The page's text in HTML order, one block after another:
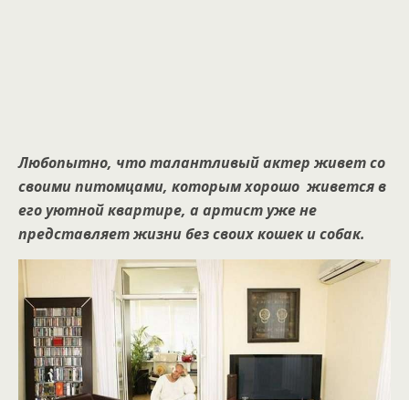
Любопытно, что талантливый актер живет со
своими питомцами, которым хорошо живется в
его уютной квартире, а артист уже не
представляет жизни без своих кошек и собак.